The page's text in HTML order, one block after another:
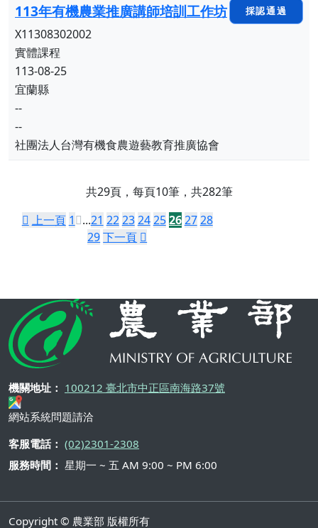
X11308302002
實體課程
113年有機農業推廣講師培訓工作坊
113-08-25
宜蘭縣
--
--
社團法人台灣有機食農遊藝教育推廣協會
採認通過
共29頁，每頁10筆，共282筆
上一頁 1 ...21 22232425262728
29下一頁
機關地址： 100212 臺北市中正區南海路37號
網站系統問題請洽
客服電話： (02)2301-2308
服務時間： 星期一 ~ 五 AM 9:00 ~ PM 6:00
Copyright © 農業部 版權所有